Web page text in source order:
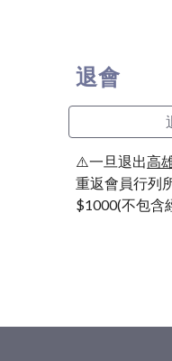
退會
⚠️一旦退出高
重返會員行列
$1000(不包含